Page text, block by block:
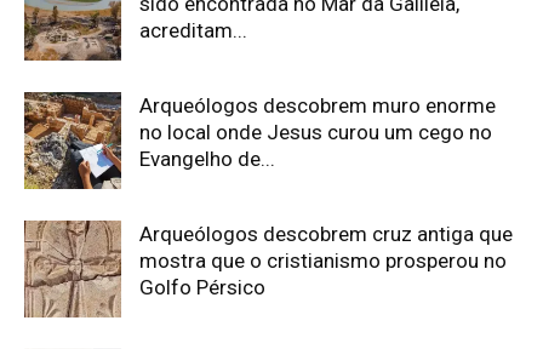
acreditam...
Arqueólogos descobrem muro enorme
no local onde Jesus curou um cego no
Evangelho de...
Arqueólogos descobrem cruz antiga que
mostra que o cristianismo prosperou no
Golfo Pérsico